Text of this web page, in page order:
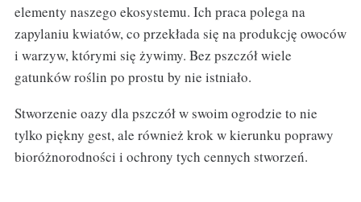
elementy naszego ekosystemu. Ich praca polega na
zapylaniu kwiatów, co przekłada się na produkcję owoców
i warzyw, którymi się żywimy. Bez pszczół wiele
gatunków roślin po prostu by nie istniało.
Stworzenie oazy dla pszczół w swoim ogrodzie to nie
tylko piękny gest, ale również krok w kierunku poprawy
bioróżnorodności i ochrony tych cennych stworzeń.